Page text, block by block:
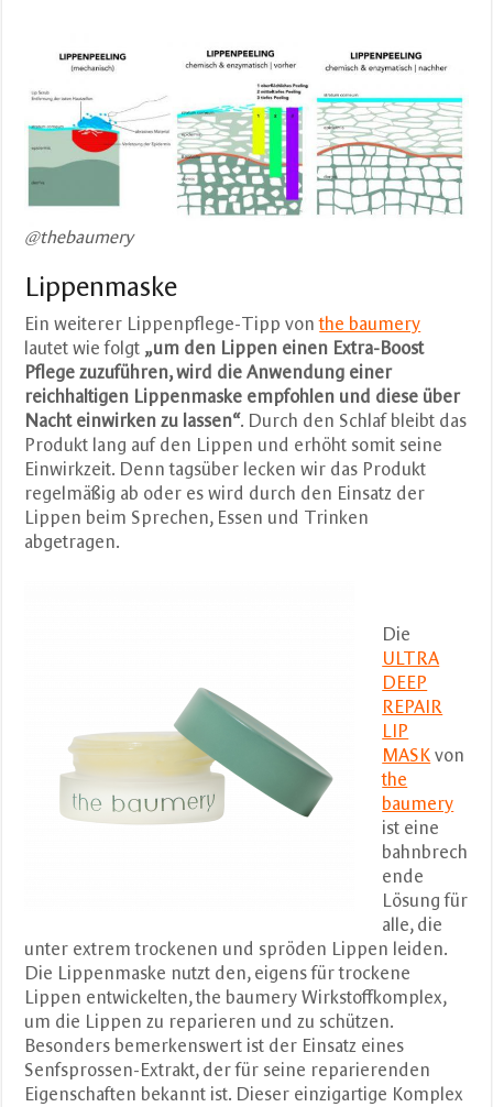
@thebaumery
Lippenmaske
Ein weiterer Lippenpflege-Tipp vonthe baumery
lautet wie folgt „um den Lippen einen Extra-Boost
Pflege zuzuführen, wird die Anwendung einer
reichhaltigen Lippenmaske empfohlen und diese über
Nacht einwirken zu lassen“. Durch den Schlaf bleibt das
Produkt lang auf den Lippen und erhöht somit seine
Einwirkzeit. Denn tagsüber lecken wir das Produkt
regelmäßig ab oder es wird durch den Einsatz der
Lippen beim Sprechen, Essen und Trinken
abgetragen.
Die
ULTRA
DEEP
REPAIR
LIP
MASK von
the
baumery
ist eine
bahnbrech
ende
Lösung für
alle, die
unter extrem trockenen und spröden Lippen leiden.
Die Lippenmaske nutzt den, eigens für trockene
Lippen entwickelten, the baumery Wirkstoffkomplex,
um die Lippen zu reparieren und zu schützen.
Besonders bemerkenswert ist der Einsatz eines
Senfsprossen-Extrakt, der für seine reparierenden
Eigenschaften bekannt ist. Dieser einzigartige Komplex